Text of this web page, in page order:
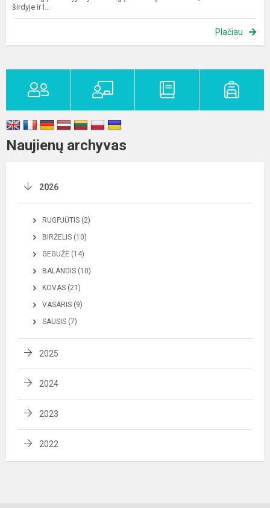
širdyje ir l...
Plačiau
Naujienų archyvas
2026
RUGPJŪTIS (2)
BIRŽELIS (10)
GEGUŽĖ (14)
BALANDIS (10)
KOVAS (21)
VASARIS (9)
SAUSIS (7)
2025
2024
2023
2022